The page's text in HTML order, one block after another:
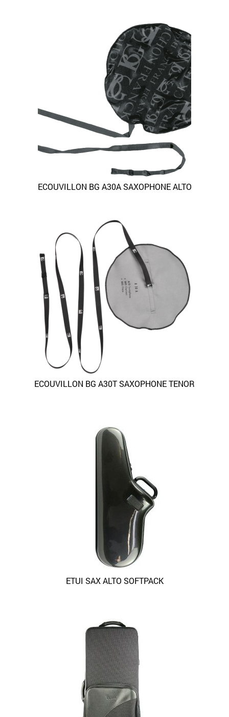
ECOUVILLON BG A30A SAXOPHONE ALTO
ECOUVILLON BG A30T SAXOPHONE TENOR
ETUI SAX ALTO SOFTPACK